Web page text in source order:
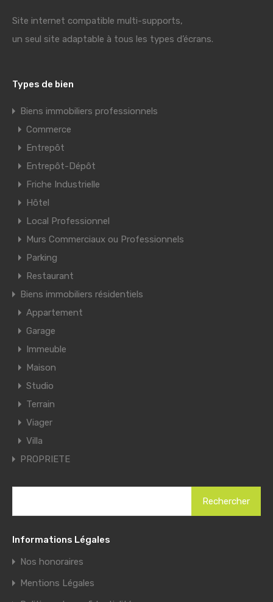
Site internet compatible multi-supports,
un seul site adaptable à tous les types d’écrans.
Types de bien
Biens immobiliers professionnels
Commerce
Entrepôt
Entrepôt-Dépôt
Friche Industrielle
Hôtel
Local Professionnel
Murs Commerciaux ou Professionnels
Parking
Restaurant
Biens immobiliers résidentiels
Appartement
Garage
Immeuble
Maison
Studio
Terrain
Viager
Villa
PROPRIETE
Informations Légales
Nos honoraires
Mentions Légales